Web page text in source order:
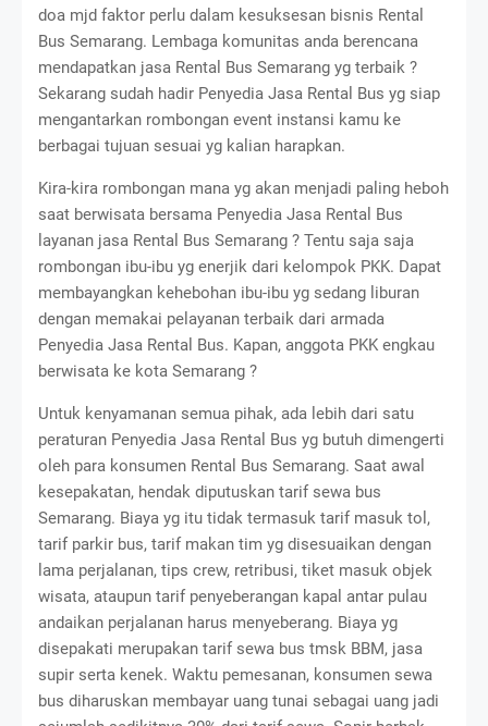
doa mjd faktor perlu dalam kesuksesan bisnis Rental
Bus Semarang. Lembaga komunitas anda berencana
mendapatkan jasa Rental Bus Semarang yg terbaik ?
Sekarang sudah hadir Penyedia Jasa Rental Bus yg siap
mengantarkan rombongan event instansi kamu ke
berbagai tujuan sesuai yg kalian harapkan.
Kira-kira rombongan mana yg akan menjadi paling heboh
saat berwisata bersama Penyedia Jasa Rental Bus
layanan jasa Rental Bus Semarang ? Tentu saja saja
rombongan ibu-ibu yg enerjik dari kelompok PKK. Dapat
membayangkan kehebohan ibu-ibu yg sedang liburan
dengan memakai pelayanan terbaik dari armada
Penyedia Jasa Rental Bus. Kapan, anggota PKK engkau
berwisata ke kota Semarang ?
Untuk kenyamanan semua pihak, ada lebih dari satu
peraturan Penyedia Jasa Rental Bus yg butuh dimengerti
oleh para konsumen Rental Bus Semarang. Saat awal
kesepakatan, hendak diputuskan tarif sewa bus
Semarang. Biaya yg itu tidak termasuk tarif masuk tol,
tarif parkir bus, tarif makan tim yg disesuaikan dengan
lama perjalanan, tips crew, retribusi, tiket masuk objek
wisata, ataupun tarif penyeberangan kapal antar pulau
andaikan perjalanan harus menyeberang. Biaya yg
disepakati merupakan tarif sewa bus tmsk BBM, jasa
supir serta kenek. Waktu pemesanan, konsumen sewa
bus diharuskan membayar uang tunai sebagai uang jadi